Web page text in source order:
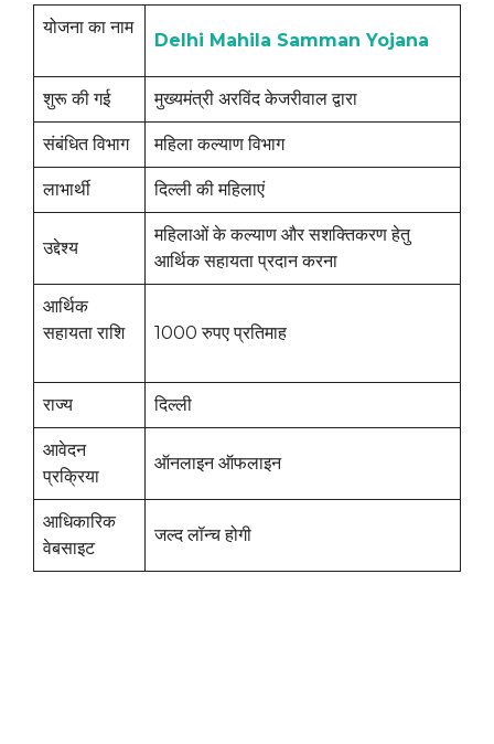
योजना का नाम
Delhi Mahila Samman Yojana
शुरू की गई मुख्यमंत्री अरविंद केजरीवाल द्वारा
संबंधित विभाग महिला कल्याण विभाग
लाभार्थी दिल्ली की महिलाएं
उद्देश्य
महिलाओं के कल्याण और सशक्तिकरण हेतु
आर्थिक सहायता प्रदान करना
आर्थिक
सहायता राशि
1000 रुपए प्रतिमाह
राज्य दिल्ली
आवेदन
प्रक्रिया
ऑनलाइन ऑफलाइन
आधिकारिक
वेबसाइट
जल्द लॉन्च होगी